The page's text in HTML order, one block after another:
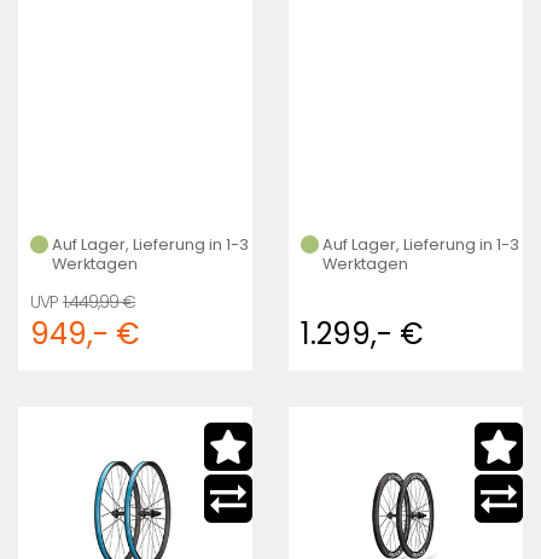
Auf Lager, Lieferung in 1-3
Werktagen
1.449,99 €
949,- €
Auf Lager, Lieferung in 1-3
Werktagen
1.299,- €